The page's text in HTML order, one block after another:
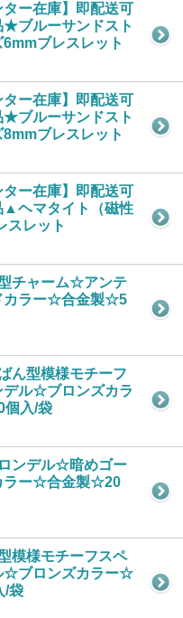
ター在庫】即配送可
ブルーサンドスト
ブレスレット
ター在庫】即配送可
ブルーサンドスト
ブレスレット
ター在庫】即配送可
ヘマタイト（磁性
スレット
チャーム☆アンテ
カラー☆合金製☆5
ん型模様モチーフ
デル☆ブロンズカラ
入/袋
ンデル☆暗めゴー
ラー☆合金製☆20
模様モチーフスペ
☆ブロンズカラー☆
/袋